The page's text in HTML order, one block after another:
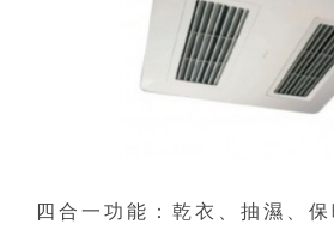
四合一功能：乾衣、抽濕、